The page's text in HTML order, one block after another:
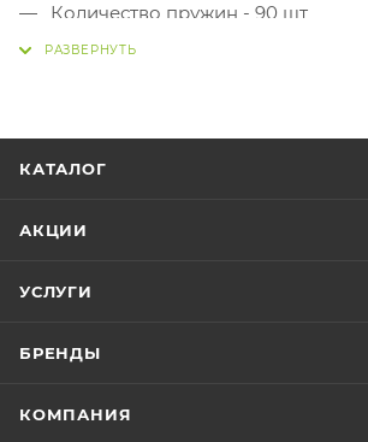
Количество пружин - 90 шт
Материал рамы - сталь с порошковым
Высота с защитной сеткой - 265 см
Вес товара - 85 кг
КАТАЛОГ
АКЦИИ
УСЛУГИ
БРЕНДЫ
КОМПАНИЯ